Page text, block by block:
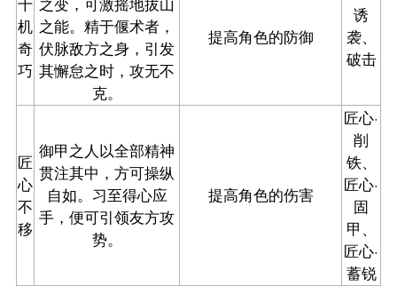
机
奇
巧
之能。精于偃术者，
伏脉敌方之身，引发
其懈怠之时，攻无不
克。
提高角色的防御
诱
袭、
破击
匠
心
不
移
御甲之人以全部精神
贯注其中，方可操纵
自如。习至得心应
手，便可引领友方攻
势。
提高角色的伤害
匠心·
削
铁、
匠心·
固
甲、
匠心·
蓄锐